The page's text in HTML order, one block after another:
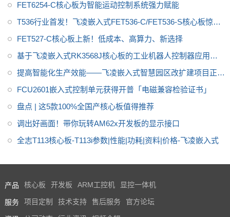
FET6254-C核心板为智能运动控制系统强力赋能
T536行业首发！飞凌嵌入式FET536-C/FET536-S核心板惊艳
亮相
FET527-C核心板上新！低成本、高算力、新选择
基于飞凌嵌入式RK3568J核心板的工业机器人控制器应用方
案
提高智能化生产效能——飞凌嵌入式智慧园区改扩建项目正式
启动
FCU2601嵌入式控制单元获得开普「电磁兼容检验证书」
盘点 | 这5款100%全国产核心板值得推荐
调出好画面！带你玩转AM62x开发板的显示接口
全志T113核心板-T113i参数|性能|功耗|资料|价格-飞凌嵌入式
产品 核心板 开发板 ARM工控机 显控一体机
服务 项目定制 技术支持 售后服务 官方论坛